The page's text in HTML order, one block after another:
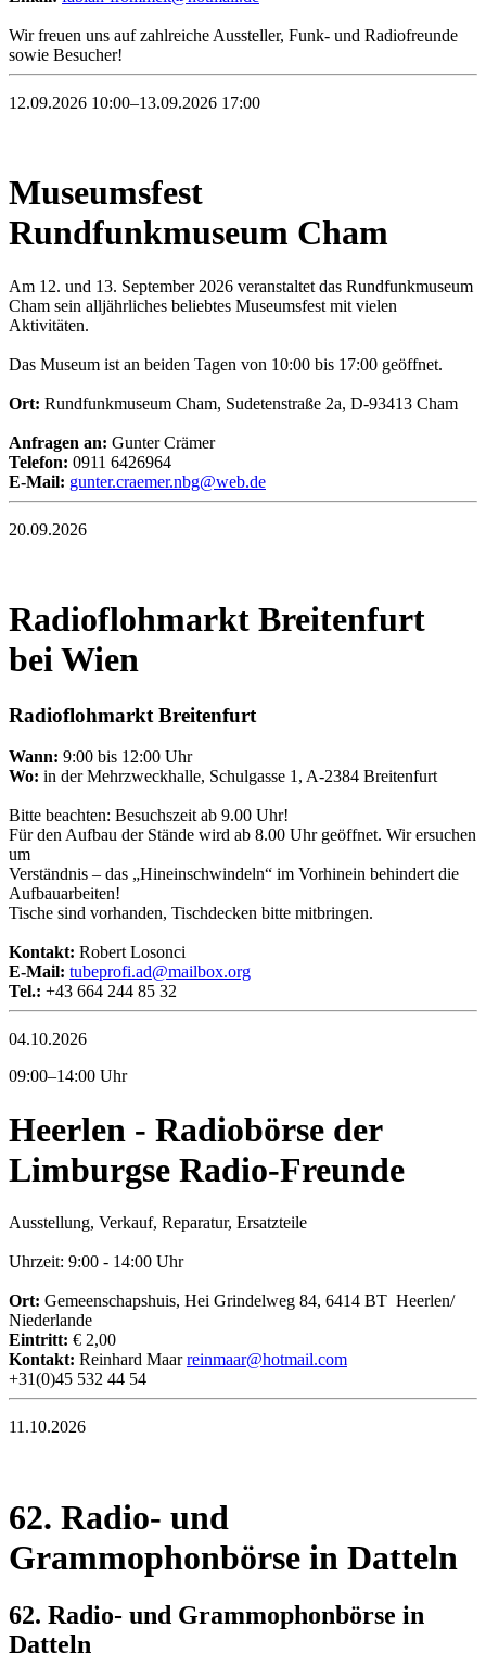
Wir freuen uns auf zahlreiche Aussteller, Funk- und Radiofreunde
sowie Besucher!
12.09.2026 10:00–13.09.2026 17:00
Museumsfest
Rundfunkmuseum Cham
Am 12. und 13. September 2026 veranstaltet das Rundfunkmuseum
Cham sein alljährliches beliebtes Museumsfest mit vielen
Aktivitäten.
Das Museum ist an beiden Tagen von 10:00 bis 17:00 geöffnet.
Ort: Rundfunkmuseum Cham, Sudetenstraße 2a, D-93413 Cham
Anfragen an: Gunter Crämer
Telefon: 0911 6426964
E-Mail: gunter.craemer.nbg@web.de
20.09.2026
Radioflohmarkt Breitenfurt
bei Wien
Radioflohmarkt Breitenfurt
Wann: 9:00 bis 12:00 Uhr
Wo: in der Mehrzweckhalle, Schulgasse 1, A-2384 Breitenfurt
Bitte beachten: Besuchszeit ab 9.00 Uhr!
Für den Aufbau der Stände wird ab 8.00 Uhr geöffnet. Wir ersuchen
um
Verständnis – das „Hineinschwindeln“ im Vorhinein behindert die
Aufbauarbeiten!
Tische sind vorhanden, Tischdecken bitte mitbringen.
Kontakt: Robert Losonci
E-Mail: tubeprofi.ad@mailbox.org
Tel.: +43 664 244 85 32
04.10.2026
09:00–14:00 Uhr
Heerlen - Radiobörse der
Limburgse Radio-Freunde
Ausstellung, Verkauf, Reparatur, Ersatzteile
Uhrzeit: 9:00 - 14:00 Uhr
Ort: Gemeenschapshuis, Hei Grindelweg 84, 6414 BT Heerlen/
Niederlande
Eintritt: € 2,00
Kontakt: Reinhard Maarreinmaar@hotmail.com
+31(0)45 532 44 54
11.10.2026
62. Radio- und
Grammophonbörse in Datteln
62. Radio- und Grammophonbörse in
Datteln